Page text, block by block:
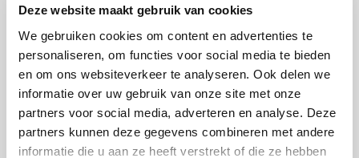
Deze website maakt gebruik van cookies
We gebruiken cookies om content en advertenties te
personaliseren, om functies voor social media te bieden
en om ons websiteverkeer te analyseren. Ook delen we
informatie over uw gebruik van onze site met onze
partners voor social media, adverteren en analyse. Deze
partners kunnen deze gegevens combineren met andere
informatie die u aan ze heeft verstrekt of die ze hebben
De gemeneete Rotterdam is aanwezig. Bij onze stand
kun je terecht voor informatie over de mogelijkheden
voor Rotterdammers met een idee voor de stad. We
vertellen je graag meer en hoe we jouw initiatief
misschien een stap verder kunnen ondersteunen.
Praktische informatie
Werk jij aan een initiatief voor jouw wijk of ben je